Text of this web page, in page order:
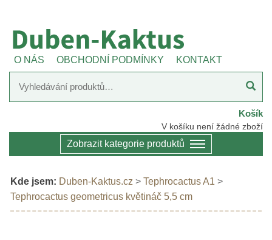
O NÁS OBCHODNÍ PODMÍNKY KONTAKT
Košík
V košíku není žádné zboží
Zobrazit kategorie produktů
Kde jsem: Duben-Kaktus.cz > Tephrocactus A1 >
Tephrocactus geometricus květináč 5,5 cm